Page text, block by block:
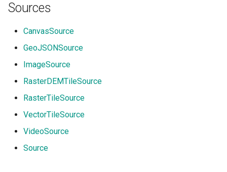
Sources
CanvasSource
GeoJSONSource
ImageSource
RasterDEMTileSource
RasterTileSource
VectorTileSource
VideoSource
Source